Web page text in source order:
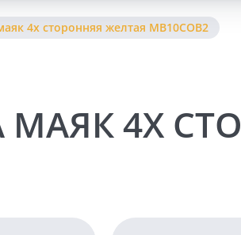
4х сторонняя желтая MB10COB2
4Х